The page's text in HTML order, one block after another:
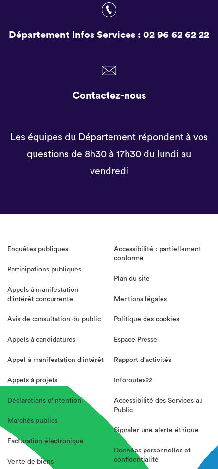
Département Infos Services : 02 96 62 62 22
Contactez-nous
Les équipes du Département répondent à vos
questions de 8h30 à 17h30 du lundi au
vendredi
Enquêtes publiques
Participations publiques
Appels à manifestation
d'intérêt concurrente
Avis de consultation du public
Appels à candidatures
Appel à manifestation d'intérêt
Appels à projets
Déclarations d'intention
Marchés publics
Facturation électronique
Vente de biens
Accessibilité : partiellement
conforme
Plan du site
Mentions légales
Politique des cookies
Espace Presse
Rapport d'activités
Inforoutes22
Accessibilité des Services au
Public
Signaler une alerte éthique
Données personnelles et
confidentialité